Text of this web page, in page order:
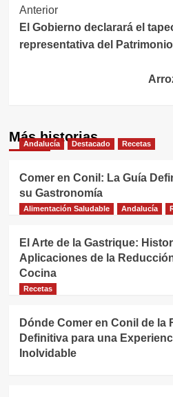
Navegación
de
entradas
Anterior
El Gobierno declarará el
representativa del
Más historias
Andalucía Destacado Recetas
Comer en Conil: La Guía
su Gastronomía
Alimentación Saludable Andalucía
El Arte de la Gastrique:
Aplicaciones de la
Cocina
Recetas
Dónde Comer en Conil de la
Definitiva para una
Inolvidable